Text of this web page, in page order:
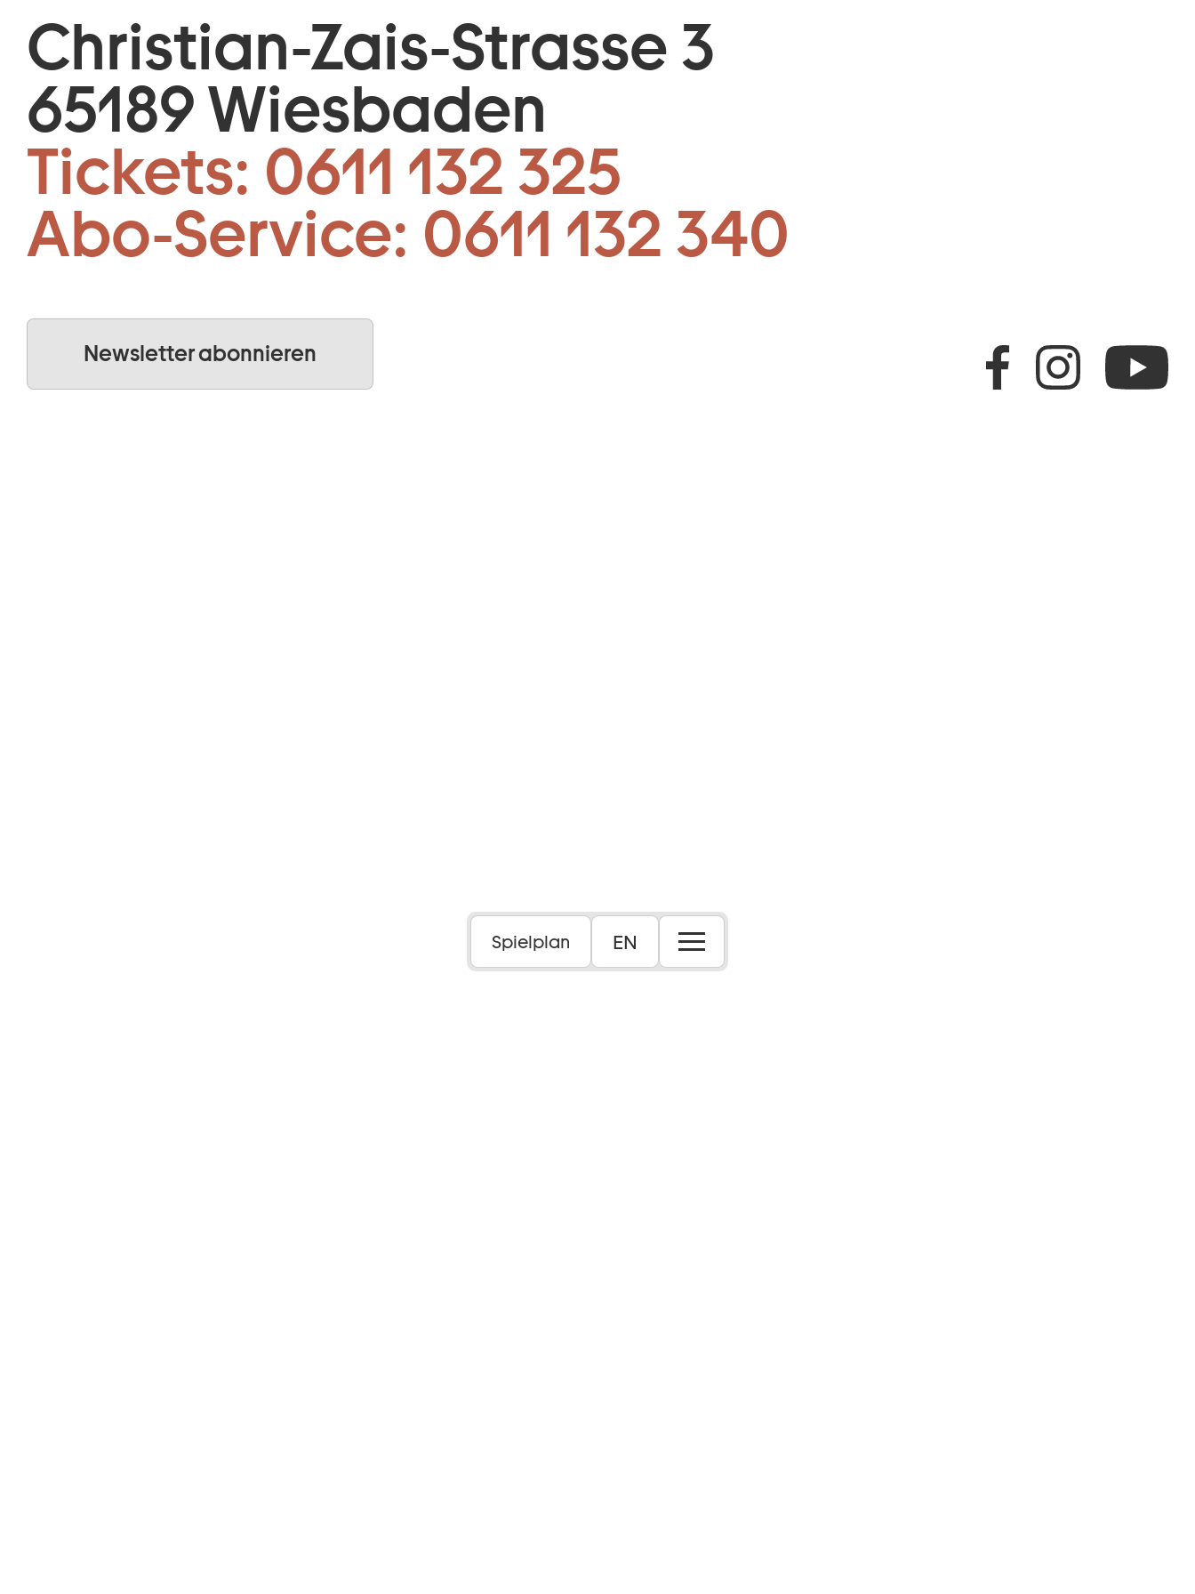
Spielplan EN
Christian-Zais-Strasse 3
65189 Wiesbaden
Tickets: 0611 132 325
Abo-Service: 0611 132 340
Newsletter abonnieren